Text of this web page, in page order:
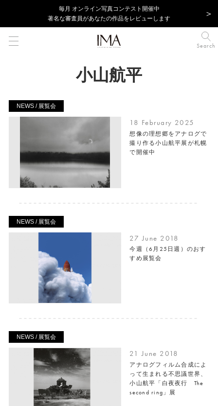
毎⽉ オンライン写真コンテスト開催中
著名な審査員があなたの作品をレビューします
Search
小山航平
NEWS / 展覧会
18 February 2025
想像の理想郷をアナログで
撮り作る小山航平展が札幌
で開催中
NEWS / 展覧会
27 June 2018
今週（6月25日週）のおす
すめ展覧会
NEWS / 展覧会
21 June 2018
アナログフィルム合成によ
って生まれる不思議世界、
小山航平「白夜夜行 The
second ring」展